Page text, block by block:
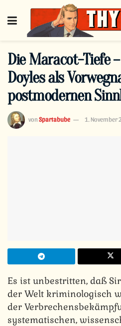
Die Maracot-Tiefe
Doyles als
postmodernen
von Spartabube 1. November
Es ist unbestritten, daß
der Welt kriminologisch
der
systematischen,